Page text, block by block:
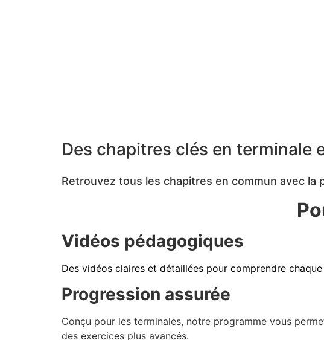
Des chapitres clés en terminale
Retrouvez tous les chapitres en commun avec
Vidéos pédagogiques
Des vidéos claires et détaillées pour comprendre
Progression assurée
Conçu pour les terminales, notre programme vous
des exercices plus avancés.